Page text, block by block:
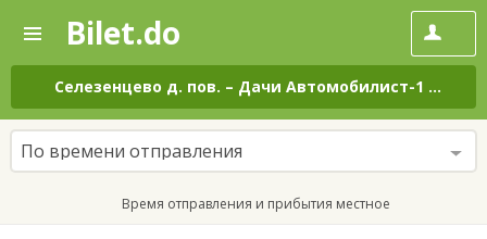
—
Поиск
и
покупка
билетов
на
автобус
онлайн
Bilet.do
Селезенцево д. пов. – Дачи Автомобилист-1 на
По времени отправления
Время отправления и прибытия местное